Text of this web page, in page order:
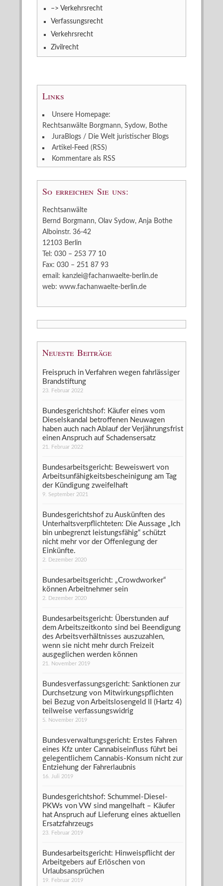
–> Verkehrsrecht
Verfassungsrecht
Verkehrsrecht
Zivilrecht
Links
Unsere Homepage:
Rechtsanwälte Borgmann, Sydow, Bothe
JuraBlogs / Die Welt juristischer Blogs
Artikel-Feed (RSS)
Kommentare als RSS
So erreichen Sie uns:
Rechtsanwälte
Bernd Borgmann, Olav Sydow, Anja Bothe
Alboinstr. 36-42
12103 Berlin
Tel: 030 – 253 77 10
Fax: 030 – 251 87 93
email: kanzlei@fachanwaelte-berlin.de
web: www.fachanwaelte-berlin.de
Neueste Beiträge
Freispruch in Verfahren wegen fahrlässiger
Brandstiftung
23. Februar 2022
Bundesgerichtshof: Käufer eines vom
Dieselskandal betroffenen Neuwagen
haben auch nach Ablauf der Verjährungsfrist
einen Anspruch auf Schadensersatz
21. Februar 2022
Bundesarbeitsgericht: Beweiswert von
Arbeitsunfähigkeitsbescheinigung am Tag
der Kündigung zweifelhaft
9. September 2021
Bundesgerichtshof zu Auskünften des
Unterhaltsverpflichteten: Die Aussage „Ich
bin unbegrenzt leistungsfähig“ schützt
nicht mehr vor der Offenlegung der
Einkünfte.
2. Dezember 2020
Bundesarbeitsgericht: „Crowdworker“
können Arbeitnehmer sein
2. Dezember 2020
Bundesarbeitsgericht: Überstunden auf
dem Arbeitszeitkonto sind bei Beendigung
des Arbeitsverhältnisses auszuzahlen,
wenn sie nicht mehr durch Freizeit
ausgeglichen werden können
21. November 2019
Bundesverfassungsgericht: Sanktionen zur
Durchsetzung von Mitwirkungspflichten
bei Bezug von Arbeitslosengeld II (Hartz 4)
teilweise verfassungswidrig
5. November 2019
Bundesverwaltungsgericht: Erstes Fahren
eines Kfz unter Cannabiseinfluss führt bei
gelegentlichem Cannabis-Konsum nicht zur
Entziehung der Fahrerlaubnis
16. Juli 2019
Bundesgerichtshof: Schummel-Diesel-
PKWs von VW sind mangelhaft – Käufer
hat Anspruch auf Lieferung eines aktuellen
Ersatzfahrzeugs
23. Februar 2019
Bundesarbeitsgericht: Hinweispflicht der
Arbeitgebers auf Erlöschen von
Urlaubsansprüchen
19. Februar 2019